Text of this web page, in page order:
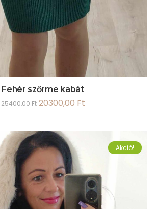
Fehér szőrme kabát
25400,00Ft 20300,00 Ft
Akció!